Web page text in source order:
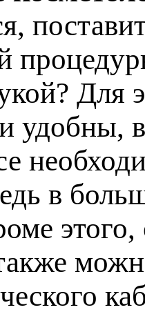
Для
удобны,
в